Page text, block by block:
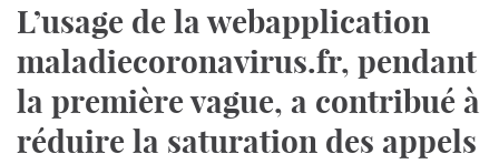
L’usage de la webapplication
maladiecoronavirus.fr, pendant
la première vague, a contribué à
réduire la saturation des appels